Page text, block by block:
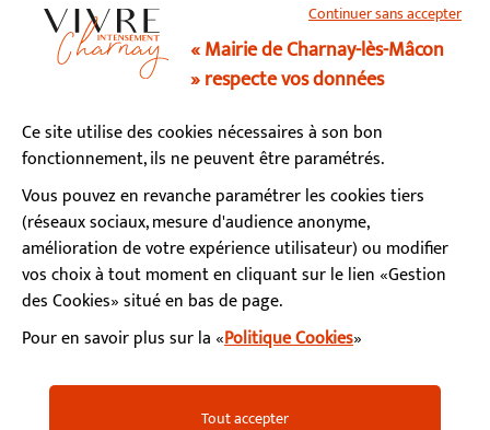
03 85 34 15 70
Lundi, mardi, mercredi, vendredi : 9h - 12h / 13h - 17h
Jeudi : fermé le matin / 13h - 17h
Samedi : 9h - 12h (permanence état-civil)
S’abonner à la newsletter
FacebookInstagram
YouTubeLinkedInCalaméo
Mentions légalesAccessibilité
Continuer sans accepter
« Mairie de Charnay-lès-Mâcon
» respecte vos données
Ce site utilise des cookies nécessaires à son bon
fonctionnement, ils ne peuvent être paramétrés.
Vous pouvez en revanche paramétrer les cookies tiers
(réseaux sociaux, mesure d'audience anonyme,
amélioration de votre expérience utilisateur) ou modifier
vos choix à tout moment en cliquant sur le lien «Gestion
des Cookies» situé en bas de page.
Pour en savoir plus sur la «Politique Cookies»
Tout accepter